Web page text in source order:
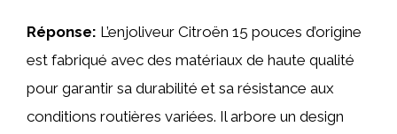
Réponse: L’enjoliveur Citroën 15 pouces d’origine
est fabriqué avec des matériaux de haute qualité
pour garantir sa durabilité et sa résistance aux
conditions routières variées. Il arbore un design